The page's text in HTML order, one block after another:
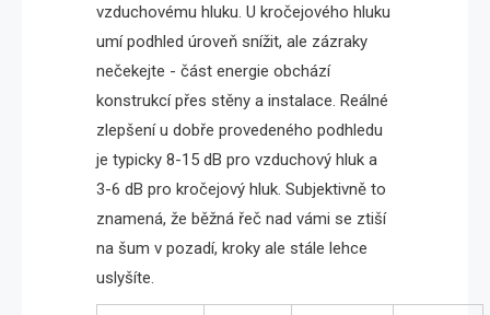
vzduchovému hluku. U kročejového hluku
umí podhled úroveň snížit, ale zázraky
nečekejte - část energie obchází
konstrukcí přes stěny a instalace. Reálné
zlepšení u dobře provedeného podhledu
je typicky 8-15 dB pro vzduchový hluk a
3-6 dB pro kročejový hluk. Subjektivně to
znamená, že běžná řeč nad vámi se ztiší
na šum v pozadí, kroky ale stále lehce
uslyšíte.